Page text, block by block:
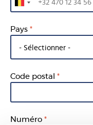
Pays
Code postal
Numéro